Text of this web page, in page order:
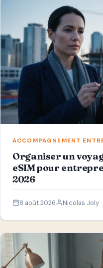
ACCOMPAGNEMENT
Organiser un
eSIM pour
2026
8 août 2026 Nicolas Joly